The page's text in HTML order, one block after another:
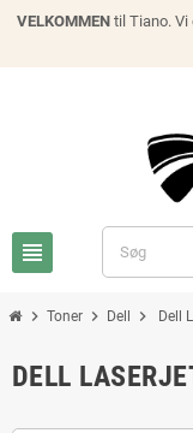
VELKOMMENtil Tiano. Vi
view_headline
chevron_right Toner chevron_right Dell chevron_right Dell
DELL